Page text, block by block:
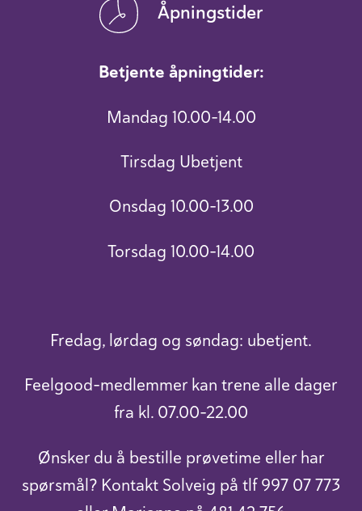
Åpningstider
Betjente åpningtider:
Mandag 10.00-14.00
Tirsdag Ubetjent
Onsdag 10.00-13.00
Torsdag 10.00-14.00
Fredag, lørdag og søndag: ubetjent.
Feelgood-medlemmer kan trene alle dager
fra kl. 07.00-22.00
Ønsker du å bestille prøvetime eller har
spørsmål? Kontakt Solveig på tlf 997 07 773